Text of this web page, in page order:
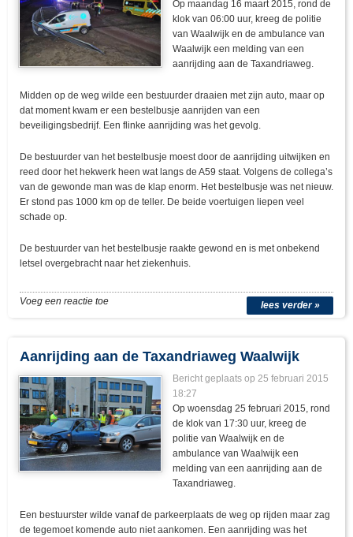
Op maandag 16 maart 2015, rond de
klok van 06:00 uur, kreeg de politie
van Waalwijk en de ambulance van
Waalwijk een melding van een
aanrijding aan de Taxandriaweg.
Midden op de weg wilde een bestuurder draaien met zijn auto, maar op
dat moment kwam er een bestelbusje aanrijden van een
beveiligingsbedrijf. Een flinke aanrijding was het gevolg.
De bestuurder van het bestelbusje moest door de aanrijding uitwijken en
reed door het hekwerk heen wat langs de A59 staat. Volgens de collega’s
van de gewonde man was de klap enorm. Het bestelbusje was net nieuw.
Er stond pas 1000 km op de teller. De beide voertuigen liepen veel
schade op.
De bestuurder van het bestelbusje raakte gewond en is met onbekend
letsel overgebracht naar het ziekenhuis.
lees verder »
Voeg een reactie toe
Aanrijding aan de Taxandriaweg Waalwijk
Bericht geplaats op 25 februari 2015
18:27
Op woensdag 25 februari 2015, rond
de klok van 17:30 uur, kreeg de
politie van Waalwijk en de
ambulance van Waalwijk een
melding van een aanrijding aan de
Taxandriaweg.
Een bestuurster wilde vanaf de parkeerplaats de weg op rijden maar zag
de tegemoet komende auto niet aankomen. Een aanrijding was het